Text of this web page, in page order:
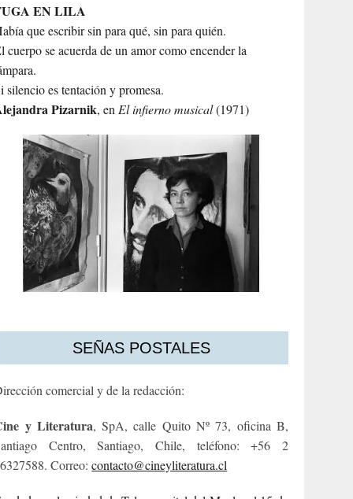
EN LILA
que escribir sin para qué, sin para quién.
cuerpo se acuerda de un amor como encender la
silencio es tentación y promesa.
Pizarnik, enEl infierno musical(1971)
SEÑAS POSTALES
comercial y de la redacción:
y Literatura, SpA, calle Quito Nº 73, oficina B,
Centro, Santiago, Chile, teléfono: +56 2
Correo:contacto@cineyliteratura.cl